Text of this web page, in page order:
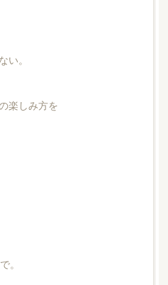
い。
楽しみ方を
。